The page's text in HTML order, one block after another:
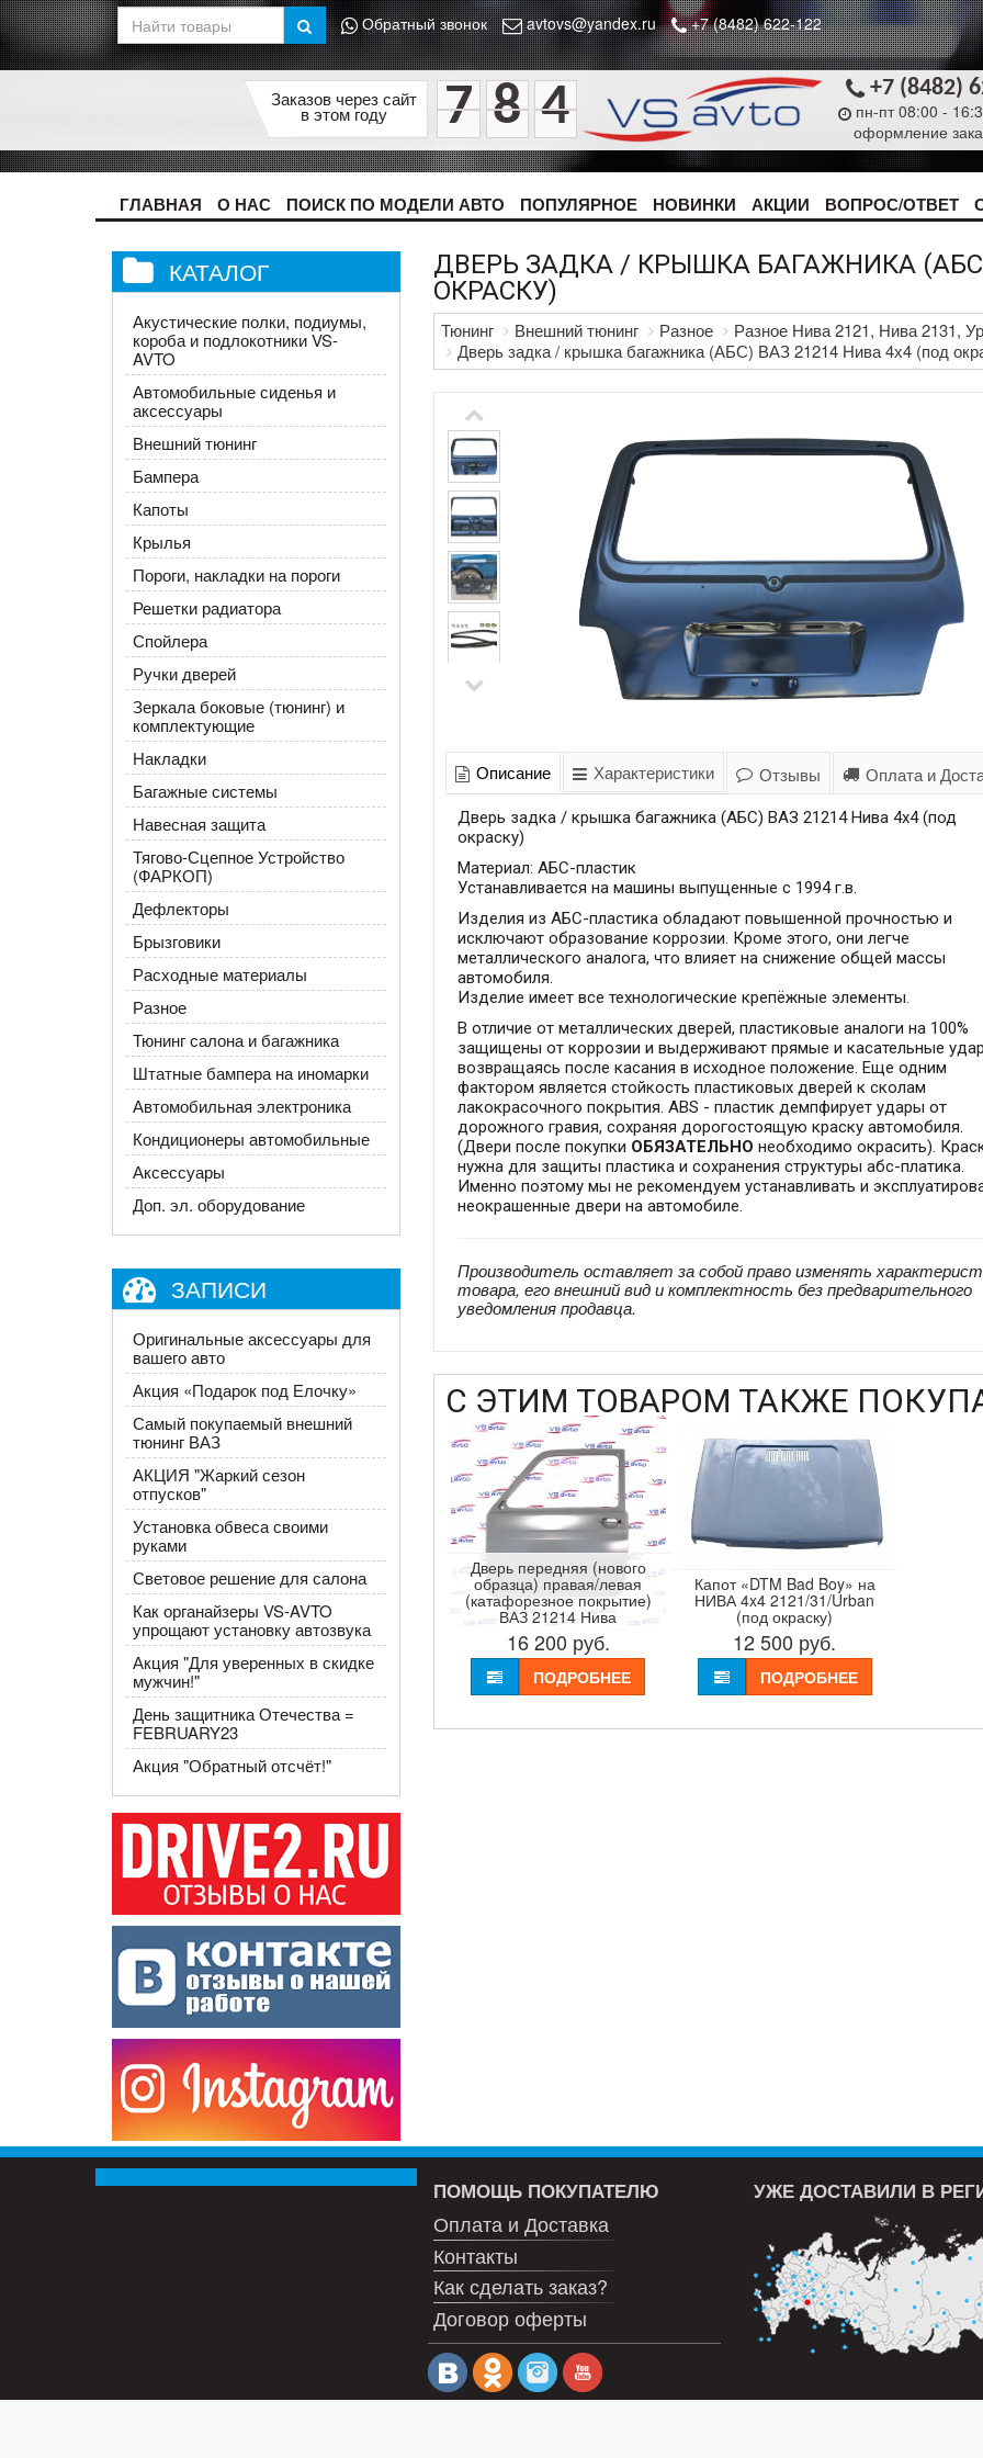
Обратный звонок avtovs@yandex.ru +7 (8482) 622-122
Заказов через сайт
в этом году 7 8 4 +7 (8482)
пн-пт 08:00 -
оформление
ГЛАВНАЯ О НАС ПОИСК ПО МОДЕЛИ АВТО ПОПУЛЯРНОЕ НОВИНКИ АКЦИИ ВОПРОС/ОТВЕТ
КАТАЛОГ
Акустические полки, подиумы,
короба и подлокотники VS-
AVTO
Автомобильные сиденья и
аксессуары
Внешний тюнинг
Бампера
Капоты
Крылья
Пороги, накладки на пороги
Решетки радиатора
Спойлера
Ручки дверей
Зеркала боковые (тюнинг) и
комплектующие
Накладки
Багажные системы
Навесная защита
Тягово-Сцепное Устройство
(ФАРКОП)
Дефлекторы
Брызговики
Расходные материалы
Разное
Тюнинг салона и багажника
Штатные бампера на иномарки
Автомобильная электроника
Кондиционеры автомобильные
Аксессуары
Доп. эл. оборудование
ЗАПИСИ
Оригинальные аксессуары для
вашего авто
​Акция «Подарок под Елочку»
Самый покупаемый внешний
тюнинг ВАЗ
АКЦИЯ "Жаркий сезон
отпусков"
Установка обвеса своими
руками
Световое решение для салона
Как органайзеры VS-AVTO
упрощают установку автозвука
​Акция "Для уверенных в скидке
мужчин!"
День защитника Отечества =
FEBRUARY23
Акция "Обратный отсчёт!"
ДВЕРЬ ЗАДКА / КРЫШКА БАГАЖНИКА
ОКРАСКУ)
Тюнинг Внешний тюнинг Разное
Разное Нива 2121, Нива 2131,
Дверь задка / крышка багажника (АБС) ВАЗ 21214 Нива 4х4 (под
Описание Характеристики Отзывы Оплата и
Дверь задка / крышка багажника (АБС) ВАЗ 21214 Нива 4х4 (под
окраску)
Материал: АБС-пластик
Устанавливается на машины выпущенные с 1994 г.в.
Изделия из АБС-пластика обладают повышенной прочностью и
исключают образование коррозии. Кроме этого, они легче
металлического аналога, что влияет на снижение общей массы
автомобиля.
Изделие имеет все технологические крепёжные элементы.
В отличие от металлических дверей, пластиковые аналоги на 100%
защищены от коррозии и выдерживают прямые и касательные
возвращаясь после касания в исходное положение. Еще одним
фактором является стойкость пластиковых дверей к сколам
лакокрасочного покрытия. АBS - пластик демпфирует удары от
дорожного гравия, сохраняя дорогостоящую краску автомобиля.
(Двери после покупки ОБЯЗАТЕЛЬНО необходимо окрасить).
нужна для защиты пластика и сохранения структуры абс-платика.
Именно поэтому мы не рекомендуем устанавливать и
неокрашенные двери на автомобиле.
Производитель оставляет за собой право изменять
товара, его внешний вид и комплектность без предварительного
уведомления продавца.
С ЭТИМ ТОВАРОМ ТАКЖЕ
Дверь передняя (нового
образца) правая/левая
(катафорезное покрытие)
ВАЗ 21214 Нива
16 200 руб.
ПОДРОБНЕЕ
Капот «DTM Bad Boy» на
НИВА 4x4 2121/31/Urban
(под окраску)
12 500 руб.
ПОДРОБНЕЕ
ПОМОЩЬ ПОКУПАТЕЛЮ
Оплата и Доставка
Контакты
Как сделать заказ?
Договор оферты
УЖЕ ДОСТАВИЛИ В